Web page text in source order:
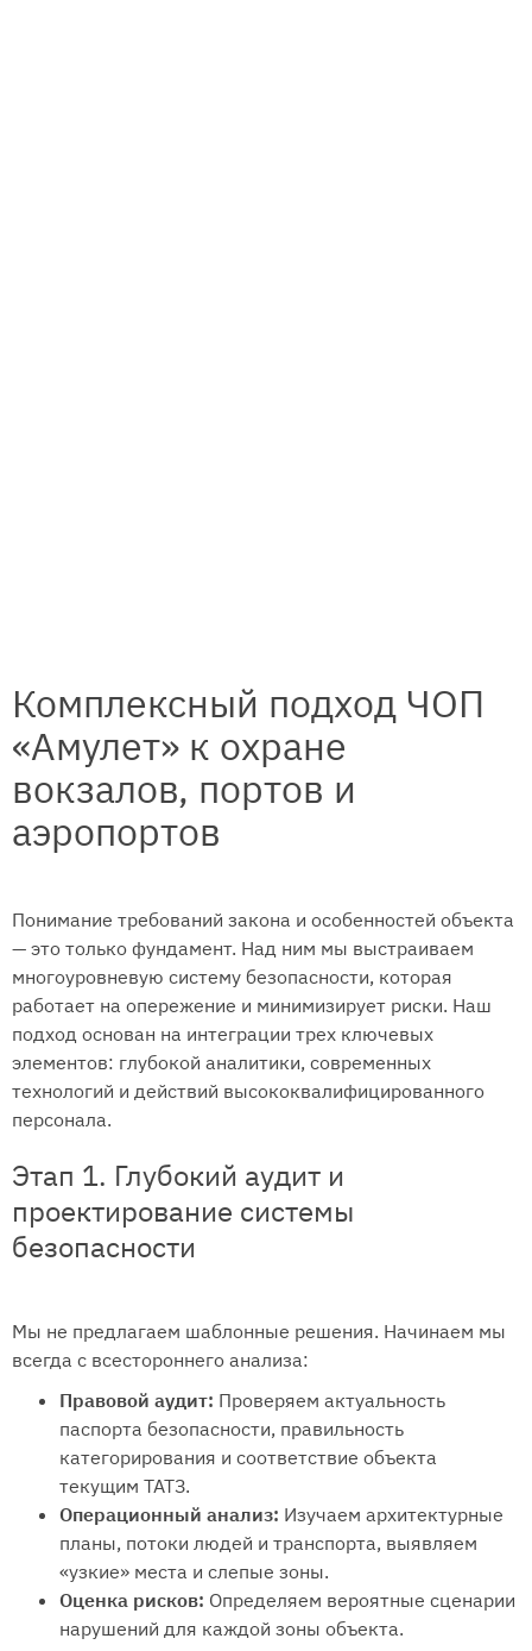
Комплексный подход ЧОП
«Амулет» к охране
вокзалов, портов и
аэропортов
Понимание требований закона и особенностей объекта
— это только фундамент. Над ним мы выстраиваем
многоуровневую систему безопасности, которая
работает на опережение и минимизирует риски. Наш
подход основан на интеграции трех ключевых
элементов: глубокой аналитики, современных
технологий и действий высококвалифицированного
персонала.
Этап 1. Глубокий аудит и
проектирование системы
безопасности
Мы не предлагаем шаблонные решения. Начинаем мы
всегда с всестороннего анализа:
Правовой аудит: Проверяем актуальность
паспорта безопасности, правильность
категорирования и соответствие объекта
текущим ТАТЗ.
Операционный анализ: Изучаем архитектурные
планы, потоки людей и транспорта, выявляем
«узкие» места и слепые зоны.
Оценка рисков: Определяем вероятные сценарии
нарушений для каждой зоны объекта.